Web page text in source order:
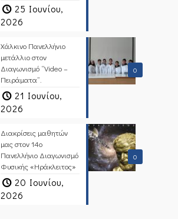
25 Ιουνίου,
2026
0
Χάλκινο Πανελλήνιο
μετάλλιο στον
Διαγωνισμό “Video –
Πειράματα”.
21 Ιουνίου,
2026
0
Διακρίσεις μαθητών
μας στον 14ο
Πανελλήνιο Διαγωνισμό
Φυσικής «Ηράκλειτος»
20 Ιουνίου,
2026